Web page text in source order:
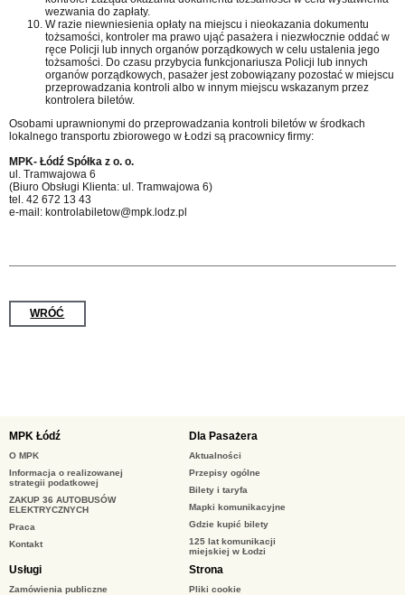
wezwania do zapłaty.
W razie niewniesienia opłaty na miejscu i nieokazania dokumentu
tożsamości, kontroler ma prawo ująć pasażera i niezwłocznie oddać w
ręce Policji lub innych organów porządkowych w celu ustalenia jego
tożsamości. Do czasu przybycia funkcjonariusza Policji lub innych
organów porządkowych, pasażer jest zobowiązany pozostać w miejscu
przeprowadzania kontroli albo w innym miejscu wskazanym przez
kontrolera biletów.
Osobami uprawnionymi do przeprowadzania kontroli biletów w środkach
lokalnego transportu zbiorowego w Łodzi są pracownicy firmy:
MPK- Łódź Spółka z o. o.
ul. Tramwajowa 6
(Biuro Obsługi Klienta: ul. Tramwajowa 6)
tel. 42 672 13 43
e-mail: kontrolabiletow@mpk.lodz.pl
WRÓĆ
MPK Łódź
O MPK
Informacja o realizowanej
strategii podatkowej
ZAKUP 36 AUTOBUSÓW
ELEKTRYCZNYCH
Praca
Kontakt
Dla Pasażera
Aktualności
Przepisy ogólne
Bilety i taryfa
Mapki komunikacyjne
Gdzie kupić bilety
125 lat komunikacji
miejskiej w Łodzi
Usługi
Zamówienia publiczne
Strona
Pliki cookie